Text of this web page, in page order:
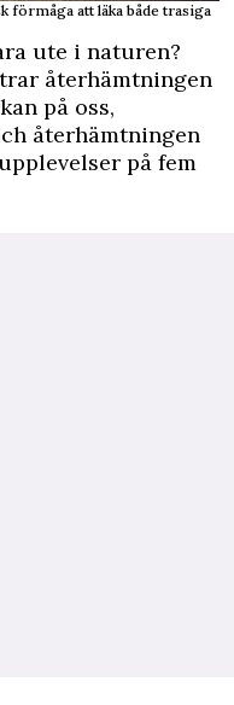
förmåga att läka både trasiga
ute i naturen?
återhämtningen
på oss,
återhämtningen
på fem